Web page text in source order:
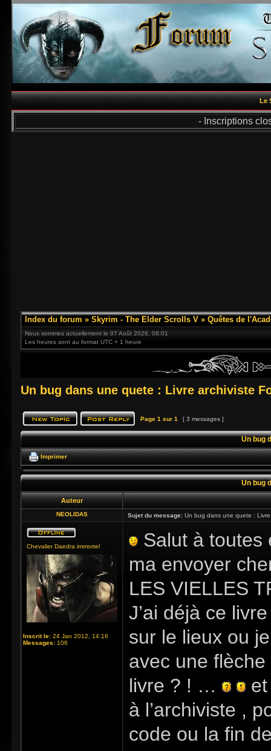
Le
- Inscriptions
Index du forum » Skyrim - The Elder Scrolls V » Quêtes de
Nous sommes actuellement le 07 Août 2026, 08:01
Les heures sont au format UTC + 1 heure
Un bug dans une quete : Livre archiviste
Page 1 sur 1 [ 3 messages ]
Un bug
Imprimer
Un bug
Auteur
NEOLIDAS Sujet du message: Un bug dans une quete :
Chevalier Daedra immortel
Inscrit le: 24 Jan 2012, 14:16
Messages: 106
Salut à toutes
ma envoyer
LES VIELLES
J’ai déjà ce
sur le lieux ou
avec une
livre ? ! …
à l’archiviste ,
code ou la fin